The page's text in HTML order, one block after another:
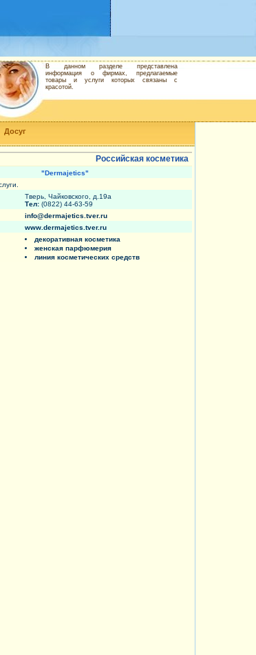
Досуг
В данном разделе представлена
информация о фирмах, предлагаемые
товары и услуги которых связаны с
красотой.
Российская косметика
"Dermajetics"
Тверь, Чайковского, д.19a
Тел: (0822) 44-63-59
info@dermajetics.tver.ru
www.dermajetics.tver.ru
декоративная косметика
женская парфюмерия
линия косметических средств